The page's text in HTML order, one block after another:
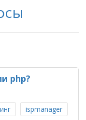
php?
ispmanager